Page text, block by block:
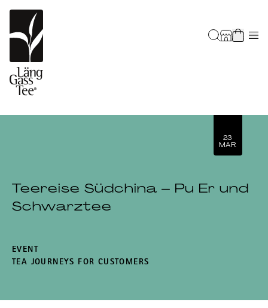
23
MAR
Teereise Südchina – Pu Er und
Schwarztee
EVENT
TEA JOURNEYS FOR CUSTOMERS